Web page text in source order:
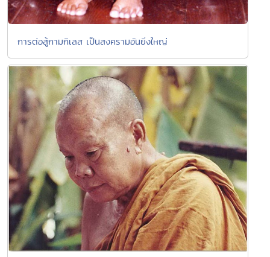
การต่อสู้กามกิเลส เป็นสงครามอันยิ่งใหญ่